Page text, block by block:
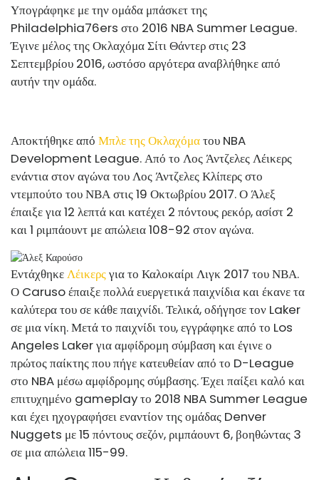
Υπογράφηκε με την ομάδα μπάσκετ της
Philadelphia76ers στο 2016 NBA Summer League.
Έγινε μέλος της Οκλαχόμα Σίτι Θάντερ στις 23
Σεπτεμβρίου 2016, ωστόσο αργότερα αναβλήθηκε από
αυτήν την ομάδα.
Αποκτήθηκε από Μπλε της Οκλαχόματου NBA
Development League. Από το Λος Άντζελες Λέικερς
ενάντια στον αγώνα του Λος Άντζελες Κλίπερς στο
ντεμπούτο του ΝΒΑ στις 19 Οκτωβρίου 2017. Ο Άλεξ
έπαιξε για 12 λεπτά και κατέχει 2 πόντους ρεκόρ, ασίστ 2
και 1 ριμπάουντ με απώλεια 108-92 στον αγώνα.
ΕντάχθηκεΛέικερςγια το Καλοκαίρι Λιγκ 2017 του ΝΒΑ.
Ο Caruso έπαιξε πολλά ευεργετικά παιχνίδια και έκανε τα
καλύτερα του σε κάθε παιχνίδι. Τελικά, οδήγησε τον Laker
σε μια νίκη. Μετά το παιχνίδι του, εγγράφηκε από το Los
Angeles Laker για αμφίδρομη σύμβαση και έγινε ο
πρώτος παίκτης που πήγε κατευθείαν από το D-League
στο NBA μέσω αμφίδρομης σύμβασης. Έχει παίξει καλό και
επιτυχημένο gameplay το 2018 NBA Summer League
και έχει ηχογραφήσει εναντίον της ομάδας Denver
Nuggets με 15 πόντους σεζόν, ριμπάουντ 6, βοηθώντας 3
σε μια απώλεια 115-99.